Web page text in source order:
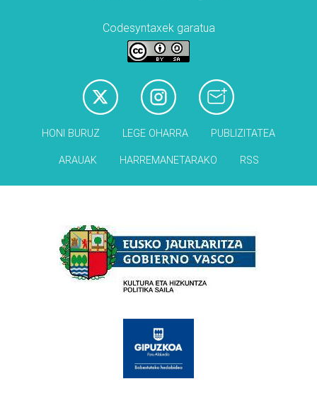
Codesyntaxek garatua
HONI BURUZ LEGE OHARRA PUBLIZITATEA
ARAUAK HARREMANETARAKO RSS